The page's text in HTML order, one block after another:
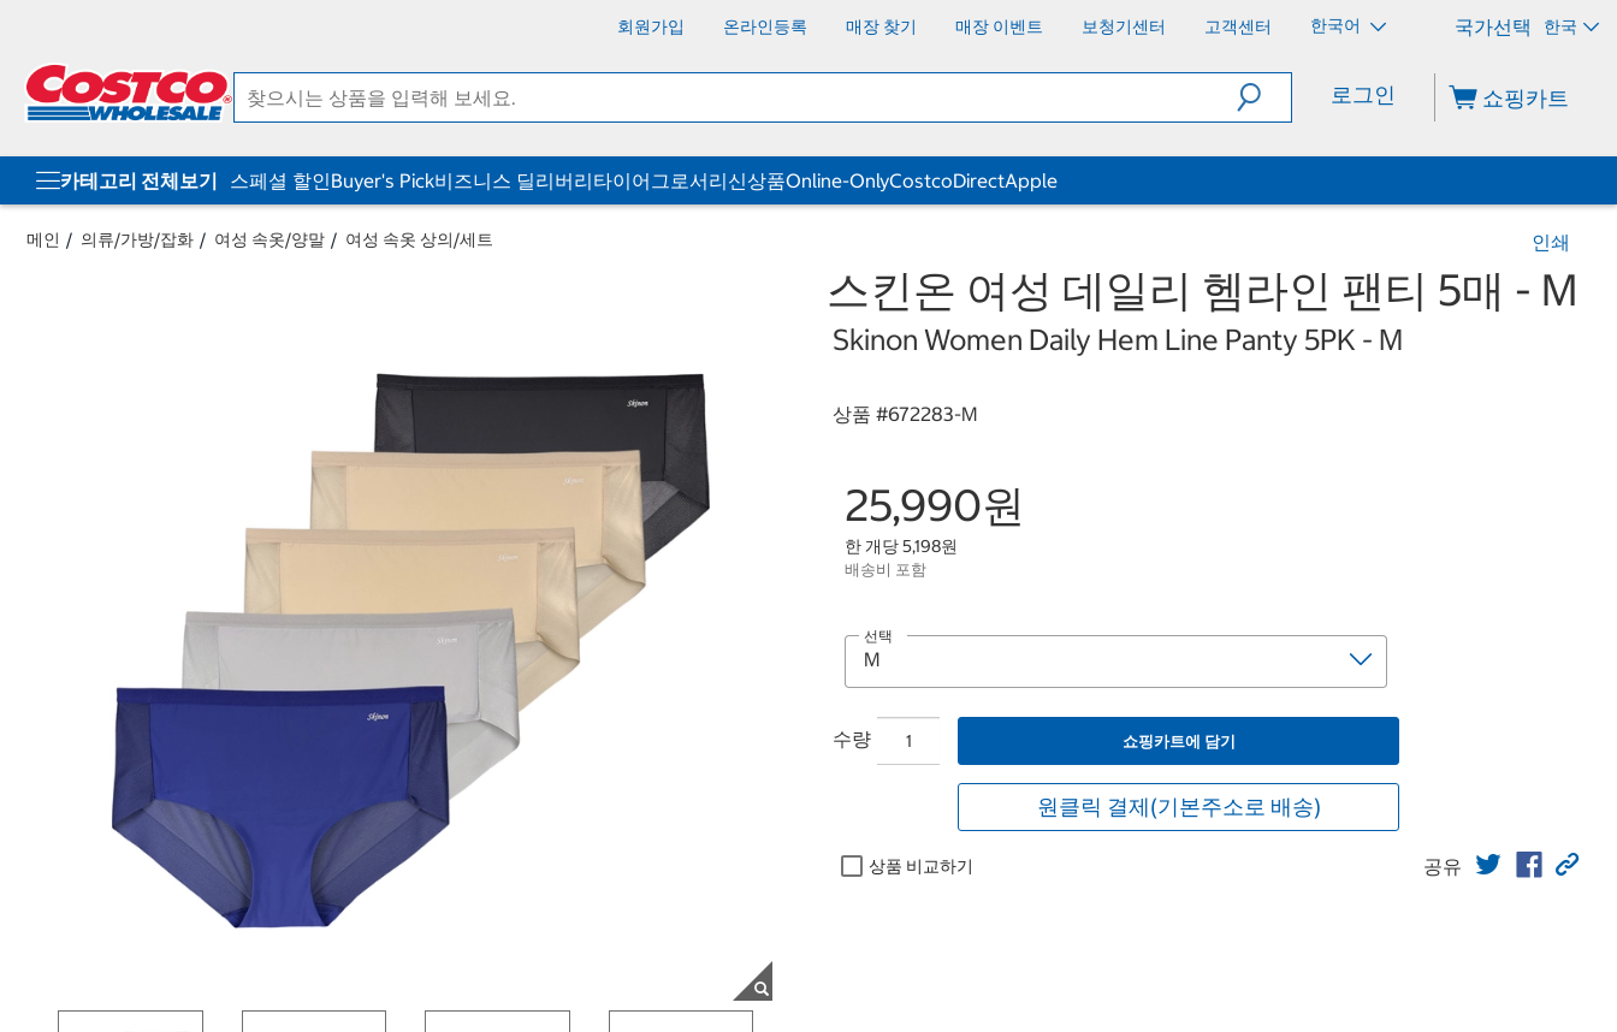
회원가입 온라인등록 매장 찾기 매장 이벤트 보청기센터 고객센터 한국어 한국
로그인 쇼핑카트
카테고리 전체보기 스페셜 할인Buyer's Pick비즈니스 딜리버리타이어그로서리신상품Online-OnlyCostcoDirectApple
메인 의류/가방/잡화 여성 속옷/양말 여성 속옷 상의/세트 인쇄
스킨온 여성 데일리 헴라인 팬티 5매 - M
Skinon Women Daily Hem Line Panty 5PK - M
상품 #672283-M
25,990원
한 개당 5,198원
배송비 포함
선택
수량 쇼핑카트에 담기
원클릭 결제(기본주소로 배송)
상품 비교하기 공유